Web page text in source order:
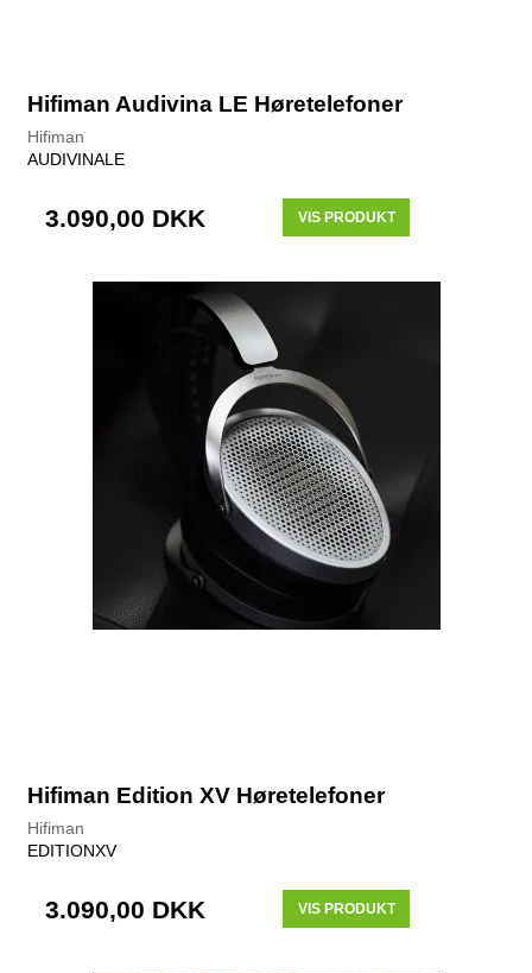
Hifiman Audivina LE Høretelefoner
Hifiman
AUDIVINALE
3.090,00 DKK VIS PRODUKT
Hifiman Edition XV Høretelefoner
Hifiman
EDITIONXV
3.090,00 DKK VIS PRODUKT